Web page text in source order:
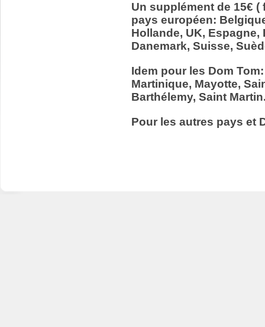
Un supplément de 15€
pays européen:
Hollande, UK,
Danemark, Suisse,
Idem pour les Dom
Martinique, Mayotte,
Barthélemy, Saint
Pour les autres pays et